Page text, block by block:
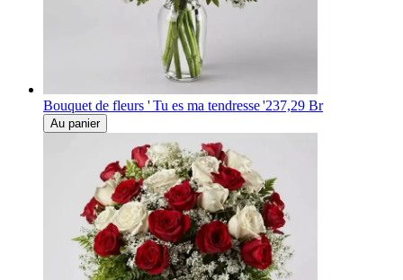
Bouquet de fleurs ' Tu es ma tendresse '237,29 Br
Au panier